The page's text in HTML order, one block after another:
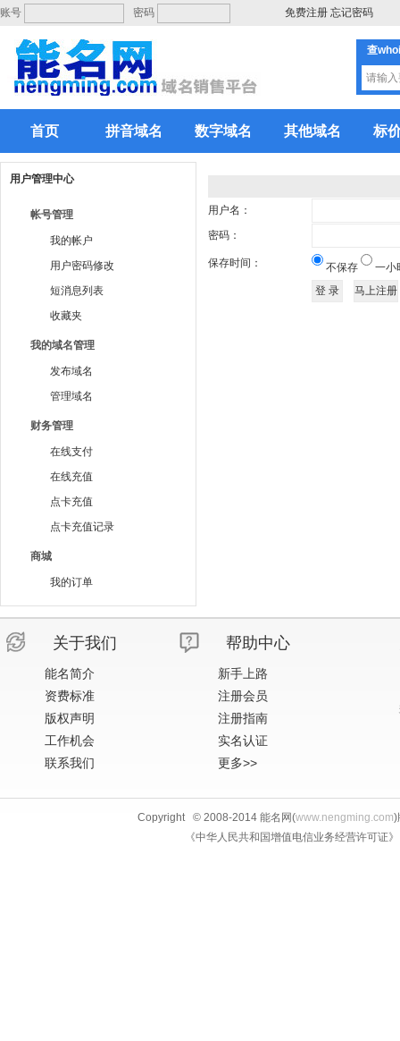
账号 密码 免费注册 忘记密码
查
首页 拼音域名 数字域名 其他域名 标
用户管理中心
帐号管理
我的帐户
用户密码修改
短消息列表
收藏夹
我的域名管理
发布域名
管理域名
财务管理
在线支付
在线充值
点卡充值
点卡充值记录
商城
我的订单
用户名：
密码：
保存时间： 不保存 一
关于我们
能名简介
资费标准
版权声明
工作机会
联系我们
帮助中心
新手上路
注册会员
注册指南
实名认证
更多>>
Copyright © 2008-2014 能名网(www.nengming.com)
《中华人民共和国增值电信业务经营许可